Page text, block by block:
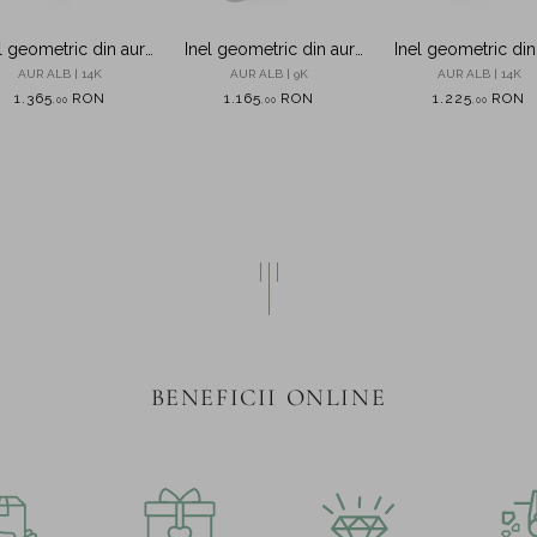
geometric din aur
alb cu zirconii
AUR ALB | 14K
1.365 00 RON
Inel geometric din aur
alb cu zirconii
AUR ALB | 9K
1.165 ,00 RON
Inel geometric
alb cu diamant
AUR ALB | 14K
1.225 ,00 RON
BENEFICII ONLINE